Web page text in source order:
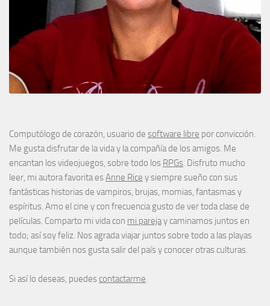
Computólogo de corazón, usuario de software libre por convicción.
Me gusta disfrutar de la vida y la compañía de los amigos. Me
encantan los videojuegos, sobre todo los RPGs. Disfruto mucho
leer, mi autora favorita esAnne Rice y siempre sueño con sus
fantásticas historias de vampiros, brujas, momias, fantasmas y
espíritus. Amo el cine y con frecuencia gusto de ver toda clase de
películas. Comparto mi vida con mi parejay caminamos juntos en
todo; así soy feliz. Nos agrada viajar juntos sobre todo a las playas
aunque también nos gusta salir del país y conocer otras culturas.
Si así lo deseas, puedes contactarme.